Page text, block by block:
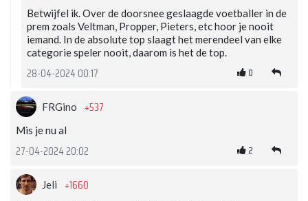
Betwijfel ik. Over de doorsnee geslaagde voetballer in de
prem zoals Veltman, Propper, Pieters, etc hoor je nooit
iemand. In de absolute top slaagt het merendeel van elke
categorie speler nooit, daarom is het de top.
28-04-2024 00:17 0
FRGino +537
Mis je nu al
27-04-2024 20:02 2
Jeli +1660